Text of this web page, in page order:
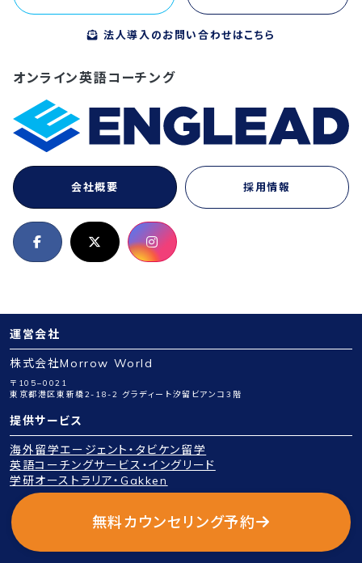
法人導入のお問い合わせはこちら
オンライン英語コーチング
会社概要 採用情報
運営会社
株式会社Morrow World
〒105−0021
東京都港区東新橋2-18-2 グラディート汐留ビアンコ3階
提供サービス
海外留学エージェント・タビケン留学
英語コーチングサービス・イングリード
学研オーストラリア・Gakken
Copyright © 2026 Morrow World Inc. All Rights Reserved.
無料カウンセリング予約